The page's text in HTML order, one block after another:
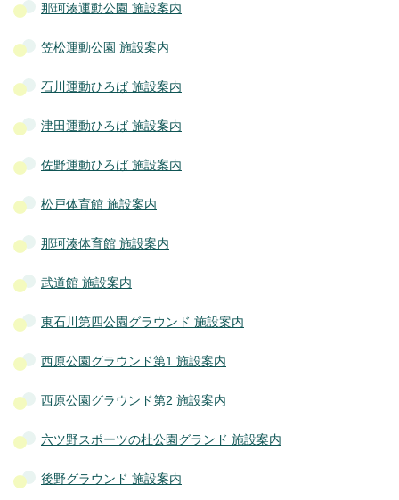
那珂湊運動公園 施設案内
笠松運動公園 施設案内
石川運動ひろば 施設案内
津田運動ひろば 施設案内
佐野運動ひろば 施設案内
松戸体育館 施設案内
那珂湊体育館 施設案内
武道館 施設案内
東石川第四公園グラウンド 施設案内
西原公園グラウンド第1 施設案内
西原公園グラウンド第2 施設案内
六ツ野スポーツの杜公園グランド 施設案内
後野グラウンド 施設案内